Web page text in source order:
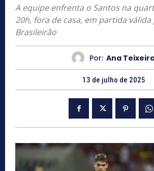
A equipe enfrenta o Santos na
20h, fora de casa, em partida válida
Brasileirão
Por: Ana
13 de julho de 2025